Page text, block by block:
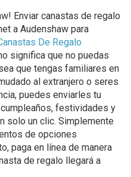
Enviar canastas de regalo
a Audenshaw para
De Regalo
significa que no puedas
que tengas familiares en
al extranjero o seres
puedes enviarles tu
festividades y
solo un clic. Simplemente
de opciones
paga en línea de manera
de regalo llegará a